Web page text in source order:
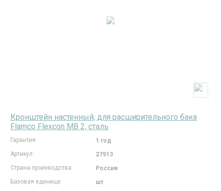
Кронштейн настенный, для расширительного бака
Flamco Flexcon MB 2, сталь
Гарантия:
1 год
Артикул:
27913
Страна производства:
Россия
Базовая единица:
шт